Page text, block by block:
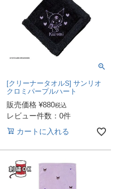
[クリーナータオルS] サンリオ
クロミパープルハート
販売価格 ¥880税込
レビュー件数：0件
カートに入れる